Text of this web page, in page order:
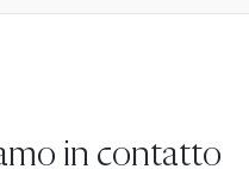
in contatto